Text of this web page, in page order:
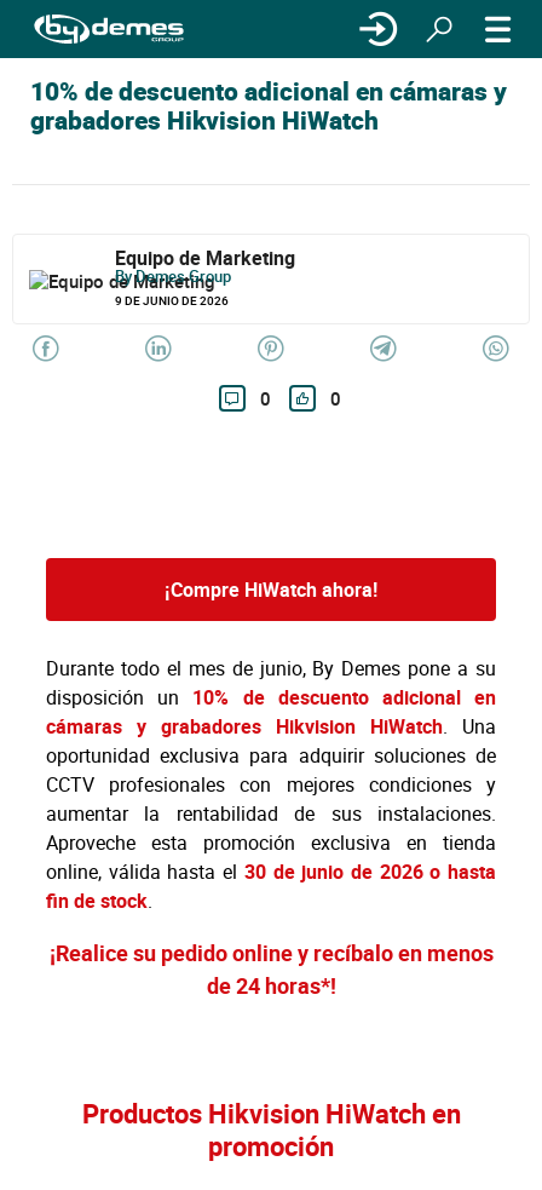
10% de descuento adicional en cámaras y
grabadores Hikvision HiWatch
Equipo de Marketing
By Demes Group
9 DE JUNIO DE 2026
0 0
¡Compre HiWatch ahora!
Durante todo el mes de junio, By Demes pone a su
disposición un 10% de descuento adicional en
cámaras y grabadores Hikvision HiWatch. Una
oportunidad exclusiva para adquirir soluciones de
CCTV profesionales con mejores condiciones y
aumentar la rentabilidad de sus instalaciones.
Aproveche esta promoción exclusiva en tienda
online, válida hasta el 30 de junio de 2026 o hasta
fin de stock.
¡Realice su pedido online y recíbalo en menos
de 24 horas*!
Productos Hikvision HiWatch en
promoción